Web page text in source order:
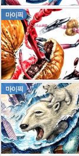
마이픽
마이픽